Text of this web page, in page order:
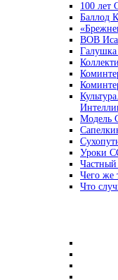
100 лет
Баллод
ВОВ
Модель
Уроки
Чего же
Что